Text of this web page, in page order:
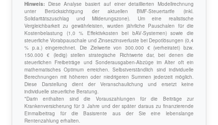
Hinweis: Diese Analyse basiert auf einer detaillierten Modellrechnung
unter Berücksichtigung der aktuellen BMF-Steuertarife (inkl.
Solidaritätszuschlag und Milderungszone). Um eine realistische
Vergleichbarkeit zu gewährleisten, wurden jährliche Pauschalen für die
Kostenbelastung (1,0 % Effektivkosten bei bAV-Systemen) sowie die
steuerliche Vorabpauschale und Zinseszinsverluste bei Depotlösungen (0,4
% p.a.) eingerechnet. Die Zielwerte von 300.000 € (verheiratet) bzw.
150.000 € (ledig) stellen strategische Richtwerte dar, bei denen die
steuerlichen Freibeträge und Sonderausgaben-Abzüge im Alter oft ein
mathematisches Optimum erreichen. Selbstverständlich sind individuelle
Berechnungen mit höheren oder niedrigeren Summen jederzeit möglich.
Diese Darstellung dient der Veranschaulichung und ersetzt keine
individuelle steuerliche Beratung.
*Darin enthalten sind die Vorauszahlungen für die Beiträge zur
Krankenversicherung für 3 Jahre und der später daraus zu finanzierende
Einmalbeitrag für die Basisrente aus der Sie eine lebenslange
Rentenzahlung erhalten.